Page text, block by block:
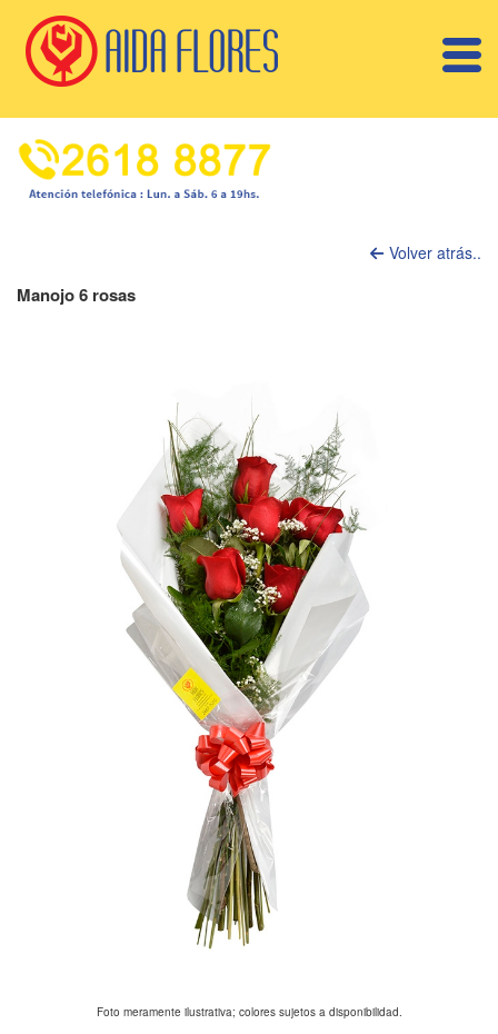
Volver atrás..
Manojo 6 rosas
Foto meramente ilustrativa; colores sujetos a disponibilidad.